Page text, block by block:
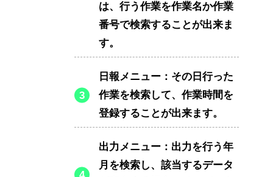
は、行う作業を作業名か作業
番号で検索することが出来ま
す。
日報メニュー：その日行った
作業を検索して、作業時間を
登録することが出来ます。
出力メニュー：出力を行う年
月を検索し、該当するデータ